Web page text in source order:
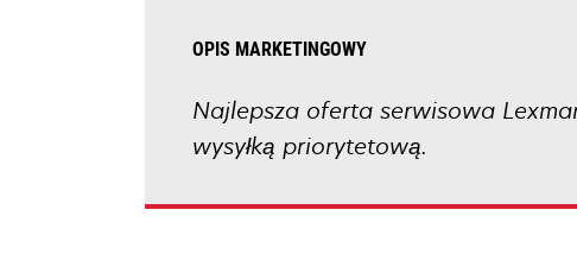
OPIS MARKETINGOWY
Najlepsza oferta serwisowa
wysyłką priorytetową.